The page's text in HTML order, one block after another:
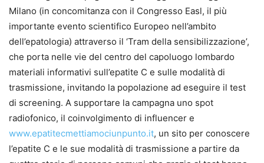
Milano (in concomitanza con il Congresso Easl, il più
importante evento scientifico Europeo nell’ambito
dell’epatologia) attraverso il ‘Tram della sensibilizzazione’,
che porta nelle vie del centro del capoluogo lombardo
materiali informativi sull’epatite C e sulle modalità di
trasmissione, invitando la popolazione ad eseguire il test
di screening. A supportare la campagna uno spot
radiofonico, il coinvolgimento di influencer e
www.epatitecmettiamociunpunto.it, un sito per conoscere
l’epatite C e le sue modalità di trasmissione a partire da